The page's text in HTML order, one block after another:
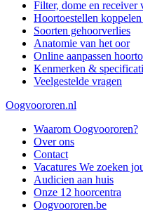
Filter, dome en receiver
Hoortoestellen
Soorten gehoorverlies
Anatomie van het oor
Online aanpassen
Kenmerken &
Veelgestelde vragen
Oogvoororen.nl
Waarom Oogvoororen?
Over ons
Contact
Vacatures We zoeken
Audicien aan huis
Onze 12 hoorcentra
Oogvoororen.be